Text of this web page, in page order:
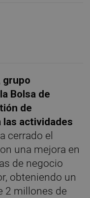
grupo
Bolsa de
de
actividades
cerrado el
una mejora en
de negocio
obteniendo un
2 millones de